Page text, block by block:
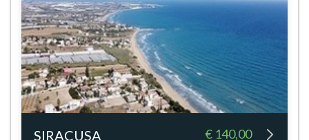
SIRACUSA € 140,00